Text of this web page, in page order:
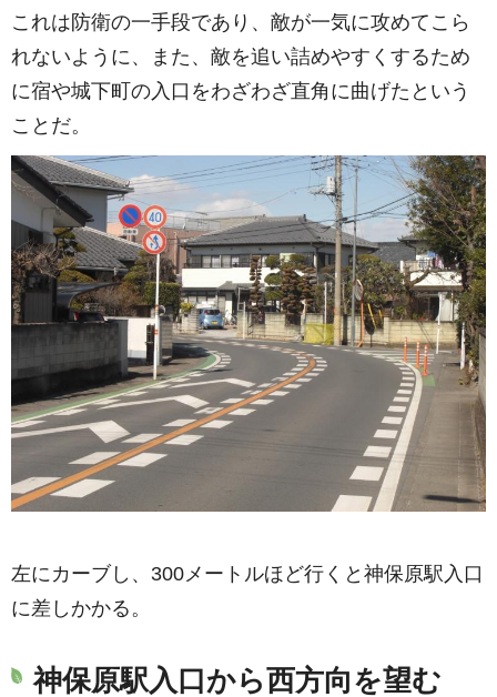
これは防衛の一手段であり、敵が一気に攻めてこら
れないように、また、敵を追い詰めやすくするため
に宿や城下町の入口をわざわざ直角に曲げたという
ことだ。
左にカーブし、300メートルほど行くと神保原駅入口
に差しかかる。
神保原駅入口から西方向を望む